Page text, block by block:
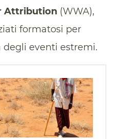
Attribution(WWA),
formatosi per
degli eventi estremi.